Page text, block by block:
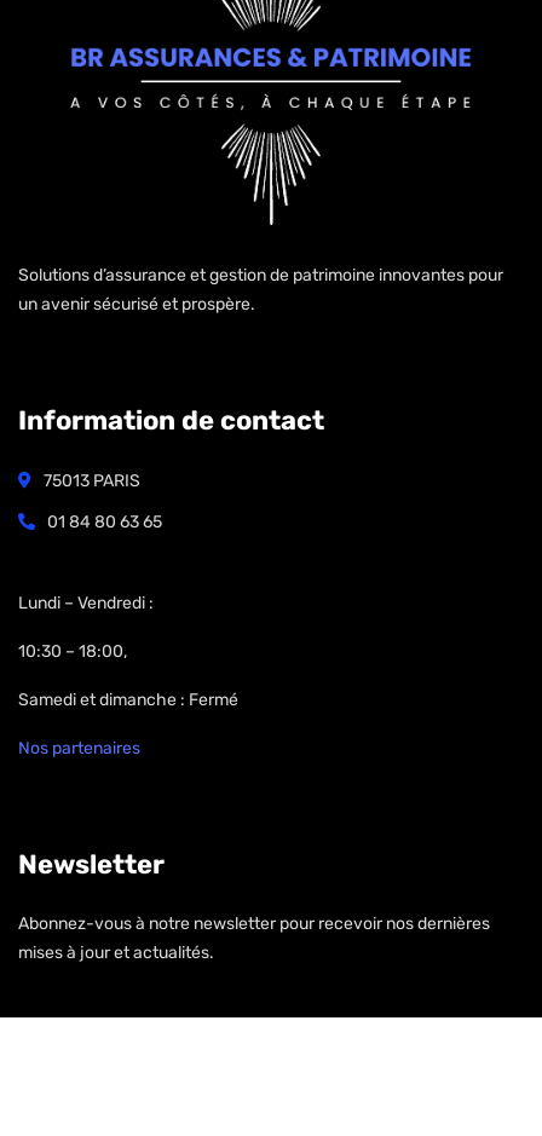
Solutions d’assurance et gestion de patrimoine innovantes pour
un avenir sécurisé et prospère.
Information de contact
75013 PARIS
01 84 80 63 65
Lundi – Vendredi :
10:30 – 18:00,
Samedi et dimanche : Fermé
Nos partenaires
Newsletter
Abonnez-vous à notre newsletter pour recevoir nos dernières
mises à jour et actualités.